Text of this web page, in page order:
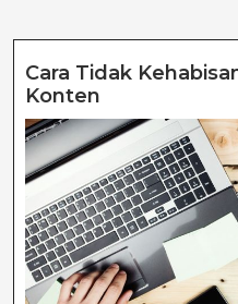
Cara Tidak
Konten
Tidak
Kehabisan
Topik
Menulis
Konten